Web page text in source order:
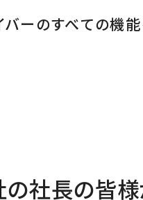
バーのすべての機
社長の皆様